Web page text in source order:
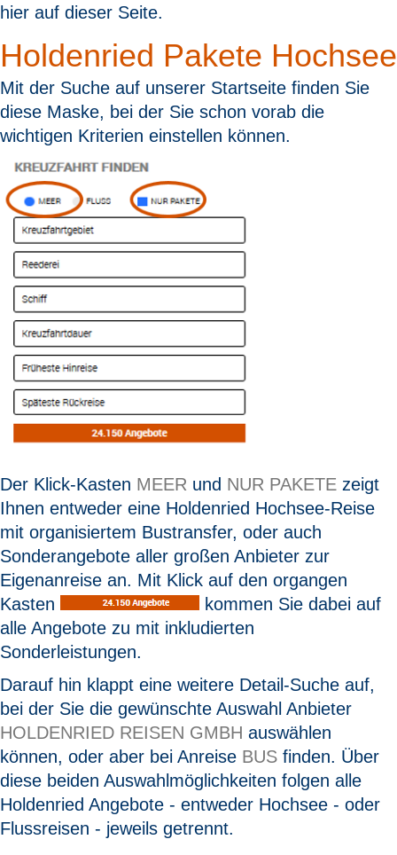
hier auf dieser Seite.
Holdenried Pakete Hochsee
Mit der Suche auf unserer Startseite finden Sie
diese Maske, bei der Sie schon vorab die
wichtigen Kriterien einstellen können.
Der Klick-Kasten MEER und NUR PAKETE zeigt
Ihnen entweder eine Holdenried Hochsee-Reise
mit organisiertem Bustransfer, oder auch
Sonderangebote aller großen Anbieter zur
Eigenanreise an. Mit Klick auf den organgen
Kasten
kommen Sie dabei auf
alle Angebote zu mit inkludierten
Sonderleistungen.
Darauf hin klappt eine weitere Detail-Suche auf,
bei der Sie die gewünschte Auswahl Anbieter
HOLDENRIED REISEN GMBH auswählen
können, oder aber bei Anreise BUS finden. Über
diese beiden Auswahlmöglichkeiten folgen alle
Holdenried Angebote - entweder Hochsee - oder
Flussreisen - jeweils getrennt.